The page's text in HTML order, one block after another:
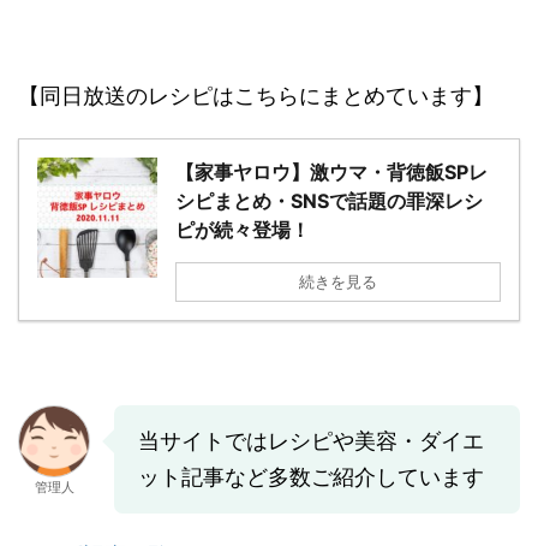
【同日放送のレシピはこちらにまとめています】
【家事ヤロウ】激ウマ・背徳飯SPレ
シピまとめ・SNSで話題の罪深レシ
ピが続々登場！
続きを見る
管理人
当サイトではレシピや美容・ダイエ
ット記事など多数ご紹介しています